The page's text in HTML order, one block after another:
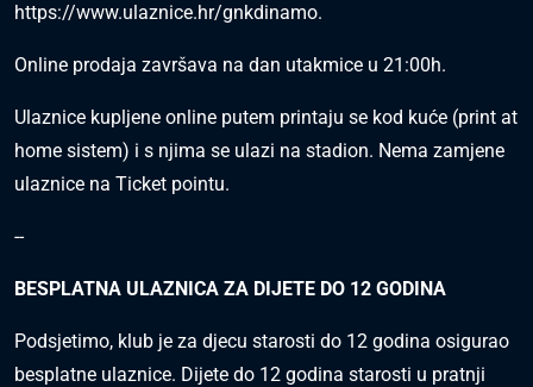
https://www.ulaznice.hr/gnkdinamo.
Online prodaja završava na dan utakmice u 21:00h.
Ulaznice kupljene online putem printaju se kod kuće (print at
home sistem) i s njima se ulazi na stadion. Nema zamjene
ulaznice na Ticket pointu.
--
BESPLATNA ULAZNICA ZA DIJETE DO 12 GODINA
Podsjetimo, klub je za djecu starosti do 12 godina osigurao
besplatne ulaznice. Dijete do 12 godina starosti u pratnji